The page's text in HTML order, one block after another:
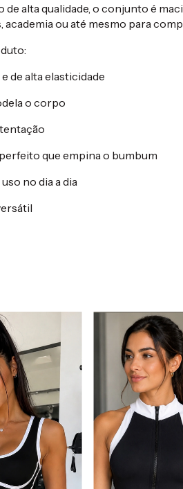
alta qualidade, o conjunto é
academia ou até mesmo para
de alta elasticidade
o corpo
que empina o bumbum
no dia a dia